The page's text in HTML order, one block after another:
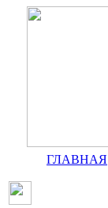
ГЛАВНАЯ